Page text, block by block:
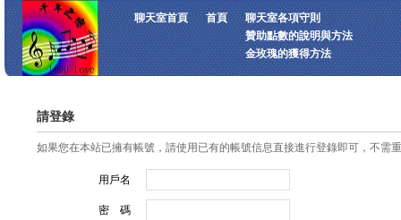
聊天室首頁 首頁
聊天室各項守則
贊助點數的說明與方法
金玫瑰的獲得方法
請登錄
如果您在本站已擁有帳號，請使用已有的帳號信息直接進行登錄即可，不需
用戶名
密 碼